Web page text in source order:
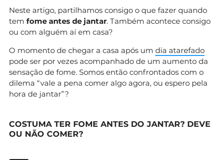
Neste artigo, partilhamos consigo o que fazer quando
tem fome antes de jantar. Também acontece consigo
ou com alguém aí em casa?
O momento de chegar a casa após um dia atarefado
pode ser por vezes acompanhado de um aumento da
sensação de fome. Somos então confrontados com o
dilema “vale a pena comer algo agora, ou espero pela
hora de jantar”?
COSTUMA TER FOME ANTES DO JANTAR? DEVE
OU NÃO COMER?